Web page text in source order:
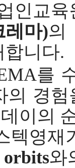
인교육
마)의
합니다.
를
의 경
이의
텍영
와